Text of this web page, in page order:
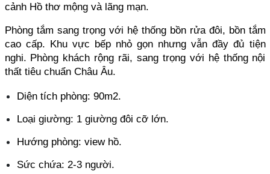
cảnh Hồ thơ mộng và lãng mạn.
Phòng tắm sang trọng với hệ thống bồn rửa đôi, bồn tắm
cao cấp. Khu vực bếp nhỏ gọn nhưng vẫn đầy đủ tiện
nghi. Phòng khách rộng rãi, sang trọng với hệ thống nội
thất tiêu chuẩn Châu Âu.
Diện tích phòng: 90m2.
Loại giường: 1 giường đôi cỡ lớn.
Hướng phòng: view hồ.
Sức chứa: 2-3 người.